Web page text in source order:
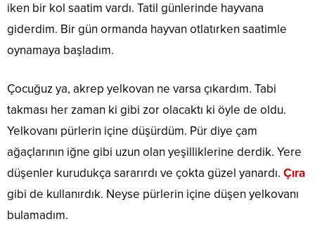
iken bir kol saatim vardı. Tatil günlerinde hayvana
giderdim. Bir gün ormanda hayvan otlatırken saatimle
oynamaya başladım.
Çocuğuz ya, akrep yelkovan ne varsa çıkardım. Tabi
takması her zaman ki gibi zor olacaktı ki öyle de oldu.
Yelkovanı pürlerin içine düşürdüm. Pür diye çam
ağaçlarının iğne gibi uzun olan yeşilliklerine derdik. Yere
düşenler kurudukça sararırdı ve çokta güzel yanardı. Çıra
gibi de kullanırdık. Neyse pürlerin içine düşen yelkovanı
bulamadım.